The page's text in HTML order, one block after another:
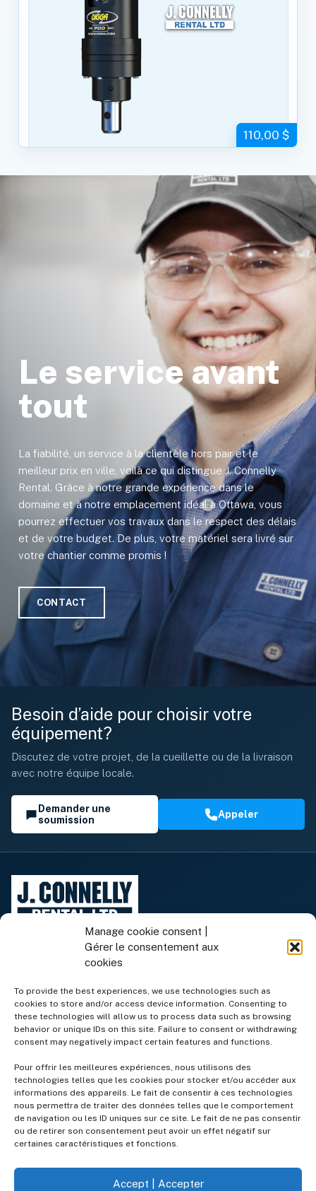
Manage cookie consent |
Gérer le consentement aux
cookies
To provide the best experiences, we use technologies such as
cookies to store and/or access device information. Consenting to
these technologies will allow us to process data such as browsing
behavior or unique IDs on this site. Failure to consent or withdrawing
consent may negatively impact certain features and functions.
Pour offrir les meilleures expériences, nous utilisons des
technologies telles que les cookies pour stocker et/ou accéder aux
informations des appareils. Le fait de consentir à ces technologies
nous permettra de traiter des données telles que le comportement
de navigation ou les ID uniques sur ce site. Le fait de ne pas consentir
ou de retirer son consentement peut avoir un effet négatif sur
certaines caractéristiques et fonctions.
Accept | Accepter
110,00 $
Le service avant
tout
La fiabilité, un service à la clientèle hors pair et le
meilleur prix en ville, voilà ce qui distingue J. Connelly
Rental. Grâce à notre grande expérience dans le
domaine et à notre emplacement idéal à Ottawa, vous
pourrez effectuer vos travaux dans le respect des délais
et de votre budget. De plus, votre matériel sera livré sur
votre chantier comme promis !
CONTACT
Besoin d’aide pour choisir votre
équipement?
Discutez de votre projet, de la cueillette ou de la livraison
avec notre équipe locale.
Demander une
soumission
Appeler
Équipement de location
Services
Entreprise